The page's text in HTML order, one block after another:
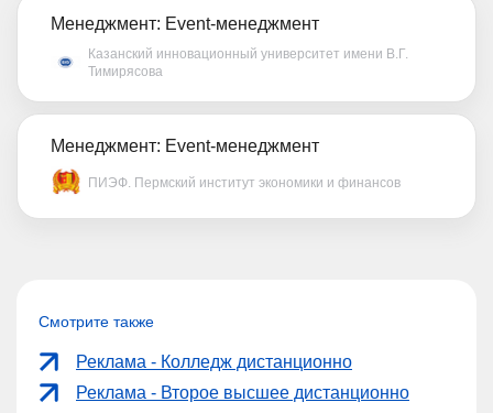
Менеджмент: Event-менеджмент
Казанский инновационный университет имени В.Г.
Тимирясова
Менеджмент: Event-менеджмент
ПИЭФ. Пермский институт экономики и финансов
Смотрите также
Реклама - Колледж дистанционно
Реклама - Второе высшее дистанционно